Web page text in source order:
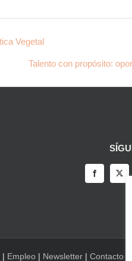
Vegetal
Talento con propósito:
| Empleo | Newsletter |Contacto